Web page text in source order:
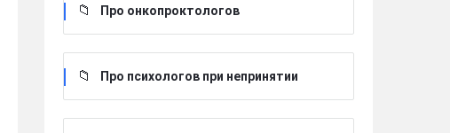
Про онкопроктологов
Про психологов при непринятии